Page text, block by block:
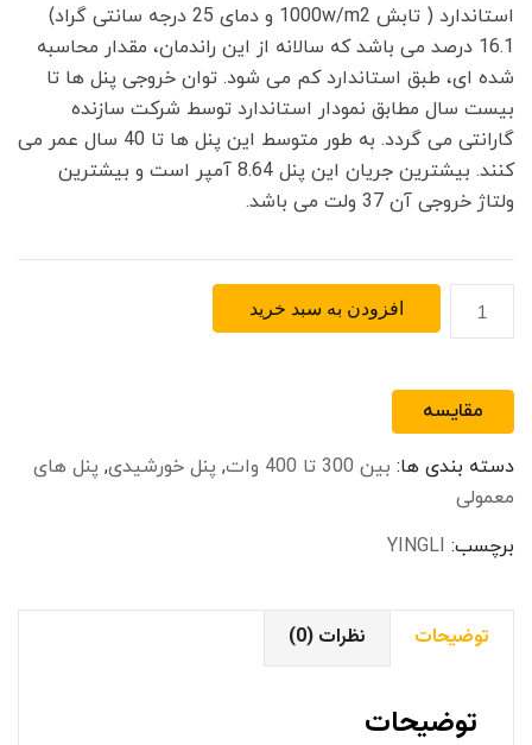
استاندارد ( تابش 1000w/m2 و دمای 25 درجه سانتی گراد)
16.1 درصد می باشد که سالانه از این راندمان، مقدار محاسبه
شده ای، طبق استاندارد کم می شود. توان خروجی پنل ها تا
بیست سال مطابق نمودار استاندارد توسط شرکت سازنده
گارانتی می گردد. به طور متوسط این پنل ها تا 40 سال عمر می
کنند. بیشترین جریان این پنل 8.64 آمپر است و بیشترین
ولتاژ خروجی آن 37 ولت می باشد.
خورشیدی
کریستال
YL320P-
عدد
افزودن به سبد خرید
مقایسه
دسته بندی ها: بین 300 تا 400 وات , پنل خورشیدی, پنل های
معمولی
برچسب: YINGLI
توضیحات نظرات (0)
توضیحات